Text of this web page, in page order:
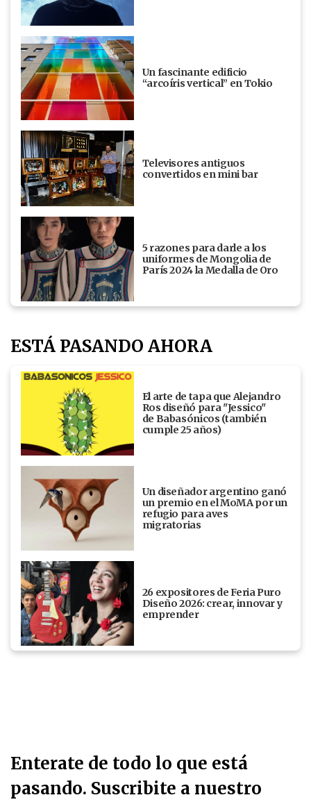
Un fascinante edificio
“arcoíris vertical” en Tokio
Televisores antiguos
convertidos en mini bar
5 razones para darle a los
uniformes de Mongolia de
París 2024 la Medalla de Oro
ESTÁ PASANDO AHORA
El arte de tapa que Alejandro
Ros diseñó para "Jessico"
de Babasónicos (también
cumple 25 años)
Un diseñador argentino ganó
un premio en el MoMA por un
refugio para aves
migratorias
26 expositores de Feria Puro
Diseño 2026: crear, innovar y
emprender
Enterate de todo lo que está
pasando. Suscribite a nuestro